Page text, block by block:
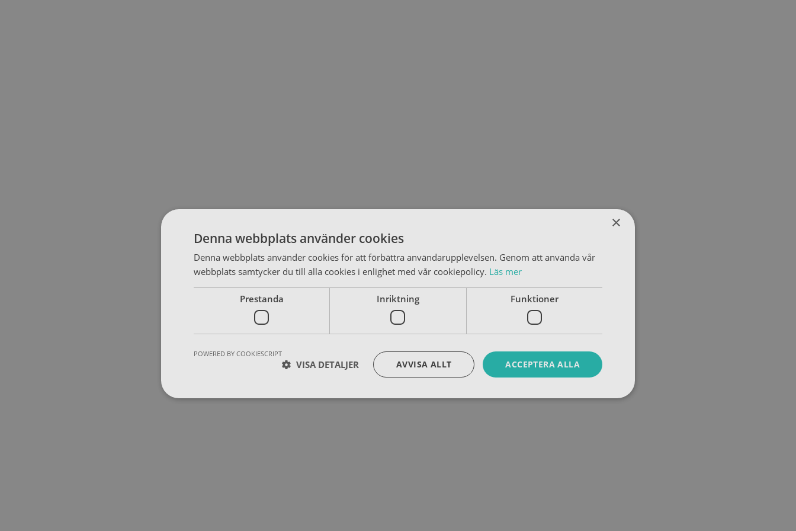
×
Denna webbplats använder cookies
Denna webbplats använder cookies för att förbättra användarupplevelsen. Genom att använda vår
webbplats samtycker du till alla cookies i enlighet med vår cookiepolicy. Läs mer
Prestanda Inriktning Funktioner
ACCEPTERA ALLA
AVVISA ALLT
VISA DETALJER
POWERED BY COOKIESCRIPT